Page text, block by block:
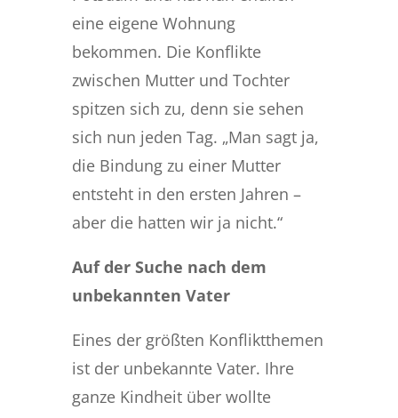
eine eigene Wohnung
bekommen. Die Konflikte
zwischen Mutter und Tochter
spitzen sich zu, denn sie sehen
sich nun jeden Tag. „Man sagt ja,
die Bindung zu einer Mutter
entsteht in den ersten Jahren –
aber die hatten wir ja nicht.“
Auf der Suche nach dem
unbekannten Vater
Eines der größten Konfliktthemen
ist der unbekannte Vater. Ihre
ganze Kindheit über wollte